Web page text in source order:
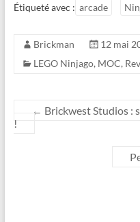
Étiqueté avec : arcade
Brickman
12 mai
LEGO Ninjago, MOC,
← Brickwest Studios :
!